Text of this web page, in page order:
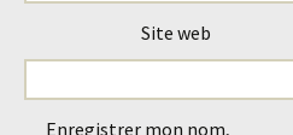
Site web
Enregistrer mon nom,